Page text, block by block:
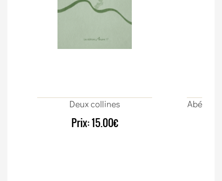
Deux collines
Prix:15.00€